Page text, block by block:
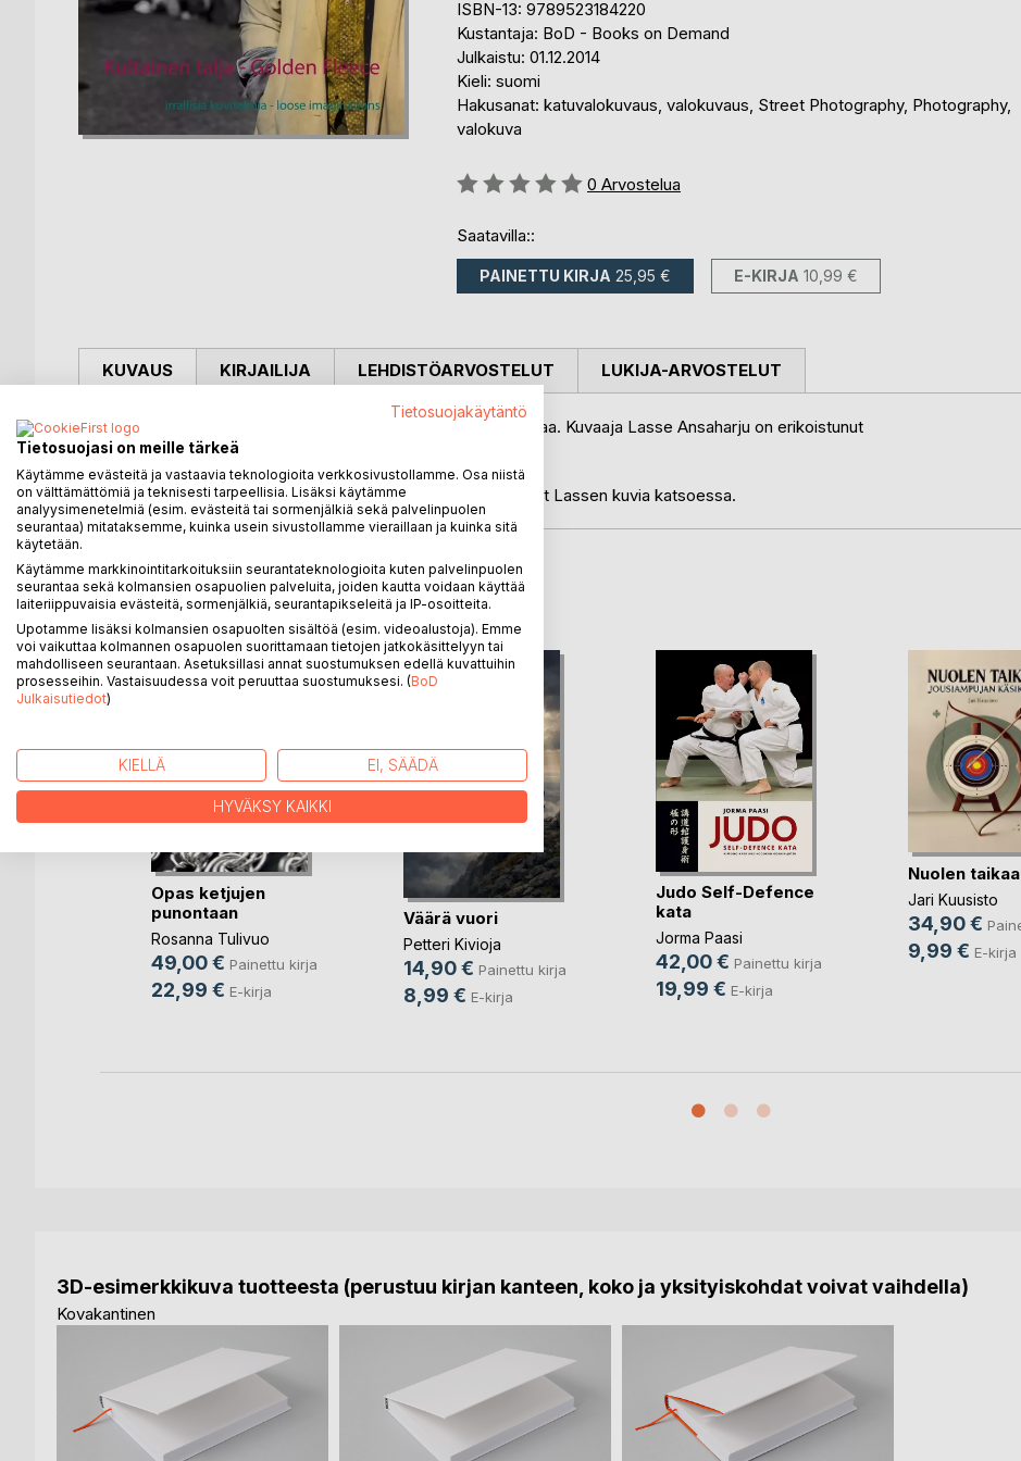
ISBN-13: 9789523184220
Kustantaja: BoD - Books on Demand
Julkaistu: 01.12.2014
Kieli: suomi
Hakusanat: katuvalokuvaus, valokuvaus, Street Photography, Photography,
valokuva
Arvostelu::
0 Arvostelua
Saatavilla::
PAINETTU KIRJA 25,95 € E-KIRJA 10,99 €
KUVAUS
Kultainen talja sisältää kuvia ja kertomuksia ympäri maailmaa. Kuvaaja Lasse Ansaharju on erikoistunut
katukuvaukseen, kuvat ovat satoa hänen matkoiltaan.
SusuPetal on sanoittanut tunnelmiaan, jotka ovat syntyneet Lassen kuvia katsoessa.
KIRJAILIJA LEHDISTÖARVOSTELUT LUKIJA-ARVOSTELUT
LISÄÄ KIRJOJA BoD:LLA
Opas ketjujen
punontaan
Rosanna Tulivuo
49,00 € Painettu kirja
22,99 € E-kirja
Väärä vuori
Petteri Kivioja
14,90 € Painettu kirja
8,99 € E-kirja
Judo Self-Defence
kata
Jorma Paasi
42,00 € Painettu kirja
19,99 € E-kirja
Nuolen taikaa
Jari Kuusisto
34,90 €
9,99 € E-kirja
3D-esimerkkikuva tuotteesta (perustuu kirjan kanteen, koko ja yksityiskohdat voivat vaihdella)
Kovakantinen
Tietosuojakäytäntö
Tietosuojasi on meille tärkeä
Käytämme evästeitä ja vastaavia teknologioita verkkosivustollamme. Osa niistä
on välttämättömiä ja teknisesti tarpeellisia. Lisäksi käytämme
analyysimenetelmiä (esim. evästeitä tai sormenjälkiä sekä palvelinpuolen
seurantaa) mitataksemme, kuinka usein sivustollamme vieraillaan ja kuinka sitä
käytetään.
Käytämme markkinointitarkoituksiin seurantateknologioita kuten palvelinpuolen
seurantaa sekä kolmansien osapuolien palveluita, joiden kautta voidaan käyttää
laiteriippuvaisia evästeitä, sormenjälkiä, seurantapikseleitä ja IP-osoitteita.
Upotamme lisäksi kolmansien osapuolten sisältöä (esim. videoalustoja). Emme
voi vaikuttaa kolmannen osapuolen suorittamaan tietojen jatkokäsittelyyn tai
mahdolliseen seurantaan. Asetuksillasi annat suostumuksen edellä kuvattuihin
prosesseihin. Vastaisuudessa voit peruuttaa suostumuksesi. (BoD
Julkaisutiedot)
KIELLÄ EI, SÄÄDÄ
HYVÄKSY KAIKKI